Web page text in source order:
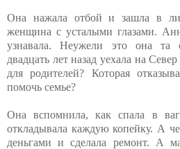
Она нажала отбой и зашла в
женщина с усталыми глазами.
узнавала. Неужели это она та
двадцать лет назад уехала на
для родителей? Которая
помочь семье?
Она вспомнила, как спала в
откладывала каждую копейку. А
деньгами и сделала ремонт. А